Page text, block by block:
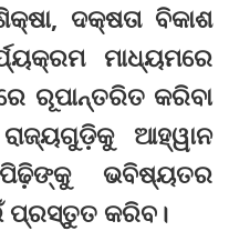
ଦକ୍ଷତା ବିକାଶ
ମାଧ୍ୟମରେ
ରୂପାନ୍ତରିତ କରିବା
ଆହ୍ୱାନ
ଭବିଷ୍ୟତର
ପ୍ରସ୍ତୁତ କରିବ।